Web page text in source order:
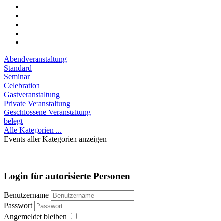
Abendveranstaltung
Standard
Seminar
Celebration
Gastveranstaltung
Private Veranstaltung
Geschlossene Veranstaltung
belegt
Alle Kategorien ...
Events aller Kategorien anzeigen
Login für autorisierte Personen
Benutzername
Passwort
Angemeldet bleiben